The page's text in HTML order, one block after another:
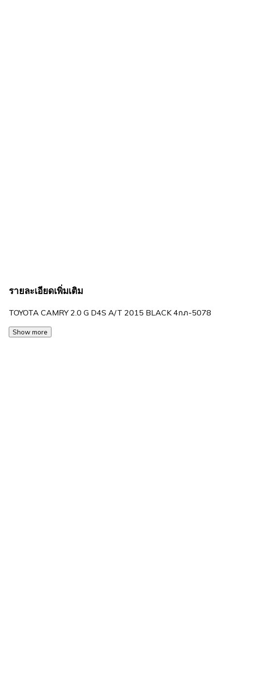
รายละเอียดเพิ่มเติม
TOYOTA CAMRY 2.0 G D4S A/T 2015 BLACK 4กภ-5078
Show more